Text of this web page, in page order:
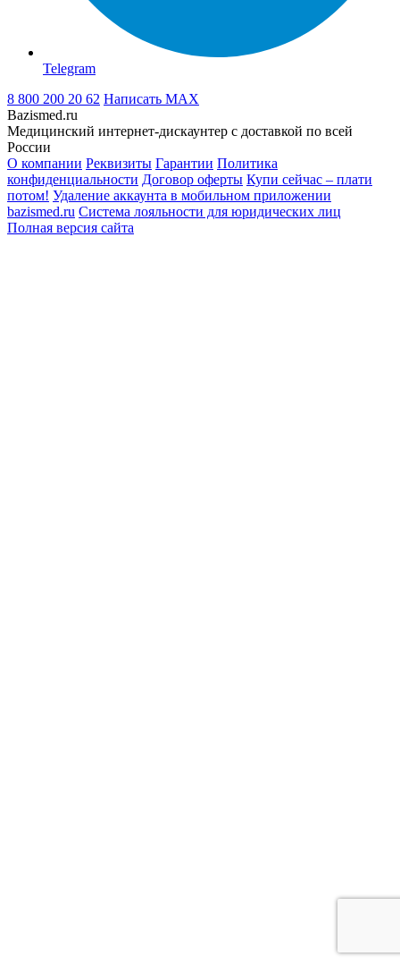
Telegram
8 800 200 20 62 Написать MAX
Bazismed.ru
Медицинский интернет-дискаунтер с доставкой по всей
России
О компании Реквизиты Гарантии Политика
конфиденциальности Договор оферты Купи сейчас – плати
потом! Удаление аккаунта в мобильном приложении
bazismed.ru Система лояльности для юридических лиц
Полная версия сайта